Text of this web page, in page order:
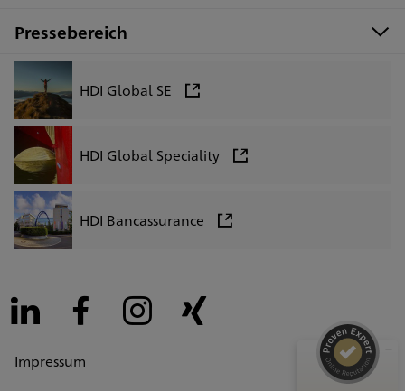
Pressebereich
HDI Global SE
HDI Global Speciality
HDI Bancassurance
LinkedIn Facebook Instagram
Impressum
Kundenbewertungen und Erfahrungen zu
HDI Generalvertretung Tim Knierim
4,92 / 5,00
209
Bewertungen auf
ProvenExpert.com